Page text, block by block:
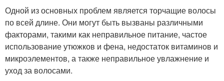
Одной из основных проблем является торчащие волосы
по всей длине. Они могут быть вызваны различными
факторами, такими как неправильное питание, частое
использование утюжков и фена, недостаток витаминов и
микроэлементов, а также неправильное увлажнение и
уход за волосами.